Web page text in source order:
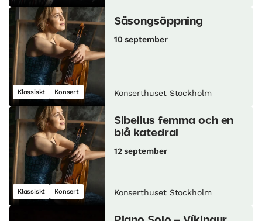
Klassiskt Konsert
Säsongsöppning
10 september
Konserthuset Stockholm
Klassiskt Konsert
Sibelius femma och en
blå katedral
12 september
Konserthuset Stockholm